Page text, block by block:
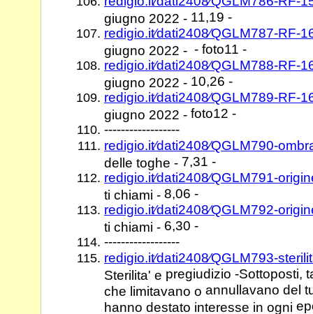
giugno 2022 - 11,19 -
redigio.it⁄dati2408⁄QGLM787-RF-
giugno 2022 - - foto11 -
redigio.it⁄dati2408⁄QGLM788-RF-
giugno 2022 - 10,26 -
redigio.it⁄dati2408⁄QGLM789-RF-
giugno 2022 - foto12 -
------------------
redigio.it⁄dati2408⁄QGLM790-
delle toghe - 7,31 -
redigio.it⁄dati2408⁄QGLM791-
ti chiami - 8,06 -
redigio.it⁄dati2408⁄QGLM792-
ti chiami - 6,30 -
------------------
redigio.it⁄dati2408⁄QGLM793-
Sterilita' e pregiudizio -Sottoposti,
che limitavano o annullavano del
hanno destato interesse in ogni